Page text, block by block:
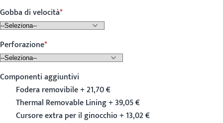
Gobba di velocità
Perforazione
Componenti aggiuntivi
Fodera removibile + 21,70 €
Thermal Removable Lining + 39,05 €
Cursore extra per il ginocchio + 13,02 €